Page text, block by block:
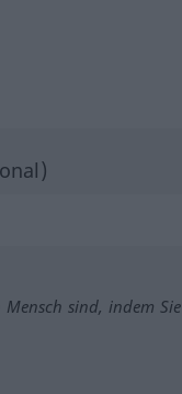
sind, indem